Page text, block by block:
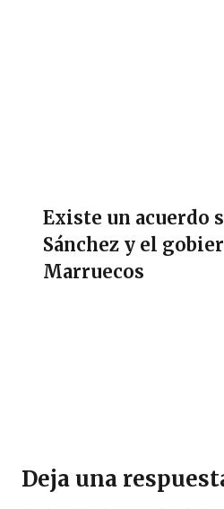
Existe un acuerdo
Sánchez y el
Marruecos
Deja una